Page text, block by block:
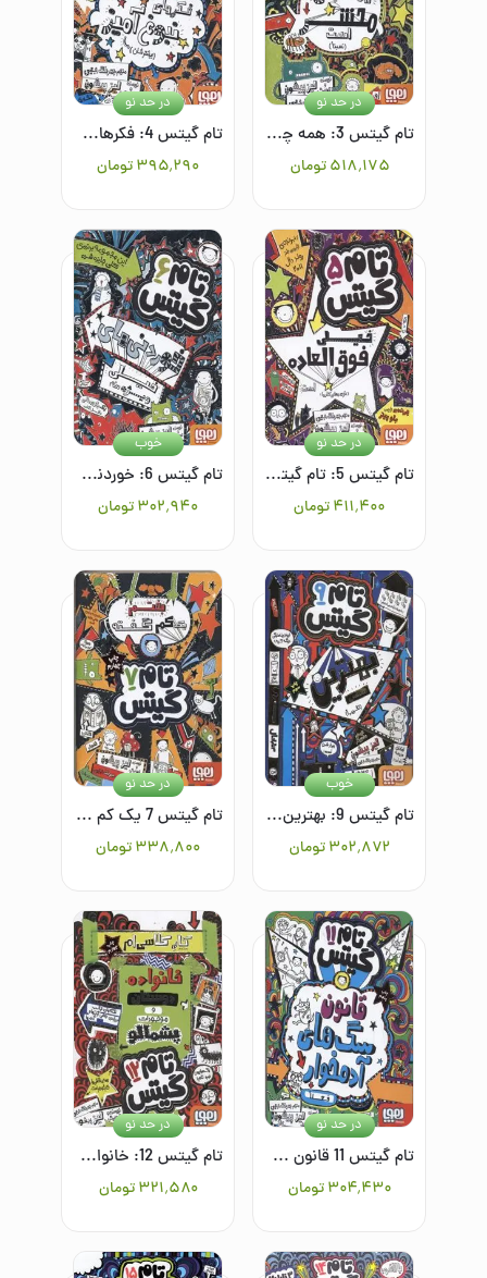
تام گیتس 3: همه چی محشر است (نسبتا)
۵۱۸٬۱۷۵ تومان
در حد نو
تام گیتس 4: فکرهای نبوغ‌آمیز (بیشترشان)
۳۹۵٬۲۹۰تومان
در حد نو
تام گیتس 5: تام گیتس خیلی فوق‌العاده است (توی بعضی کارها)
۴۱۱٬۴۰۰تومان
در حد نو
تام گیتس 6: خوردنی‌های خیلی ویژه (...نه)
۳۰۲٬۹۴۰تومان
خوب
تام گیتس 9: بهترین کلاس (تقریبا)
۳۰۲٬۸۷۲ تومان
خوب
تام گیتس 7 یک کم بختم گفته
۳۳۸٬۸۰۰تومان
در حد نو
تام گیتس 11 قانون سگ‌های آدم‌خوار (فعلا)
۳۰۴٬۴۳۰ تومان
در حد نو
تام گیتس 12: خانواده، دوستان و موجودات پشمالو
۳۲۱٬۵۸۰ تومان
در حد نو